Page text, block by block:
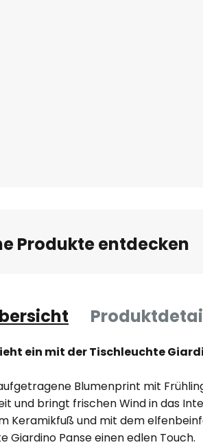
Produkte entdecken
ein mit der Tischleuchte
Blumenprint mit
und bringt frischen Wind in das
Keramikfuß und mit dem
Giardino Panse einen edlen Touch.